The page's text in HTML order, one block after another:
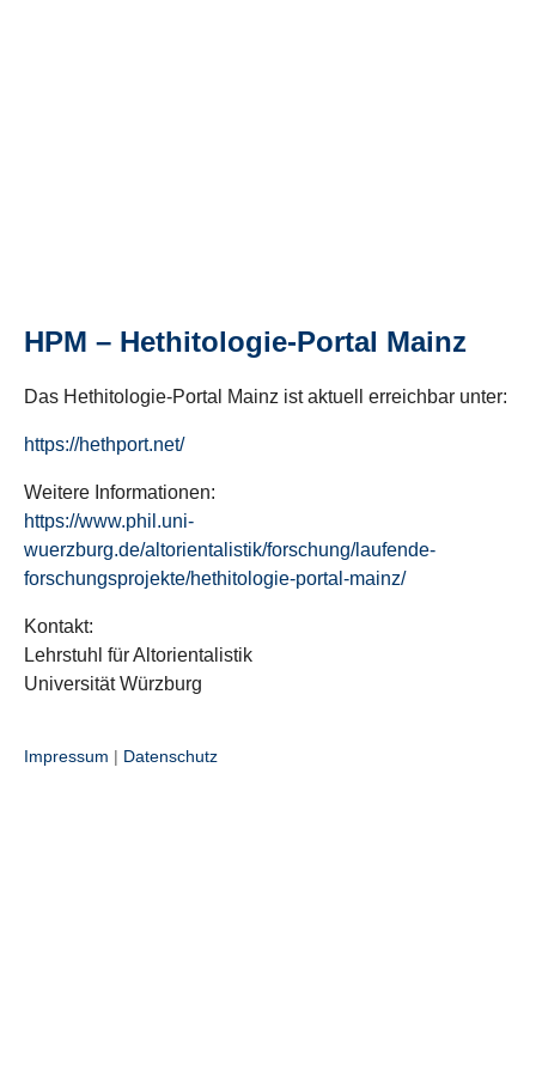
HPM – Hethitologie-Portal Mainz
Das Hethitologie-Portal Mainz ist aktuell erreichbar unter:
https://hethport.net/
Weitere Informationen:
https://www.phil.uni-
wuerzburg.de/altorientalistik/forschung/laufende-
forschungsprojekte/hethitologie-portal-mainz/
Kontakt:
Lehrstuhl für Altorientalistik
Universität Würzburg
Impressum | Datenschutz